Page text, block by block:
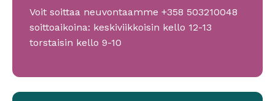
Voit soittaa neuvontaamme +358 503210048
soittoaikoina: keskiviikkoisin kello 12-13
torstaisin kello 9-10